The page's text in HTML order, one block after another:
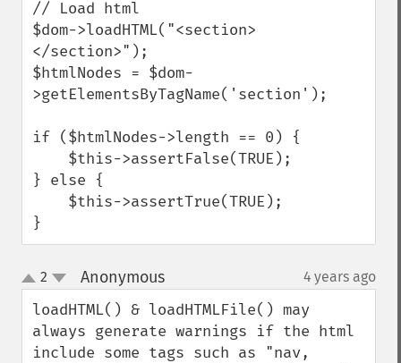
// Load html
$dom->loadHTML("<section>
</section>");
$htmlNodes = $dom-
>getElementsByTagName('section');
if ($htmlNodes->length == 0) {
} else {
}
up
down
2 Anonymous¶ 4 years ago
loadHTML() & loadHTMLFile() may
always generate warnings if the html
include some tags such as "nav,